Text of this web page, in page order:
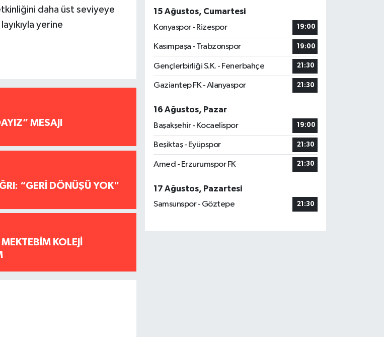
daha üst seviyeye
yerine
MESAJI
“GERİ DÖNÜŞÜ YOK"
KOLEJİ
15 Ağustos, Cumartesi
Konyaspor - Rizespor
19:00
Kasımpaşa - Trabzonspor 19:00
Gençlerbirliği S.K. - Fenerbahçe 21:30
Gaziantep FK - Alanyaspor 21:30
16 Ağustos, Pazar
Başakşehir - Kocaelispor
19:00
Beşiktaş - Eyüpspor 21:30
Amed - Erzurumspor FK 21:30
17 Ağustos, Pazartesi
Samsunspor - Göztepe
21:30